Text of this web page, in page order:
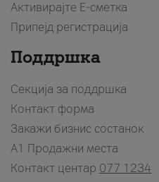
Активирајте Е-сметка
Припејд регистрација
Поддршка
Секција за поддршка
Контакт форма
Закажи бизнис состанок
A1 Продажни места
Контакт центар 077 1234